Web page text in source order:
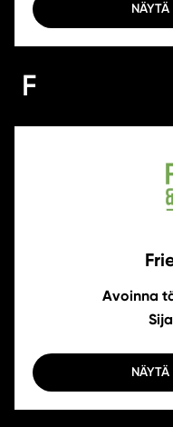
F
Avoinna